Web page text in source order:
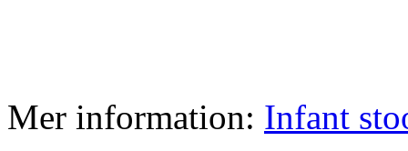
Mer information: Infant